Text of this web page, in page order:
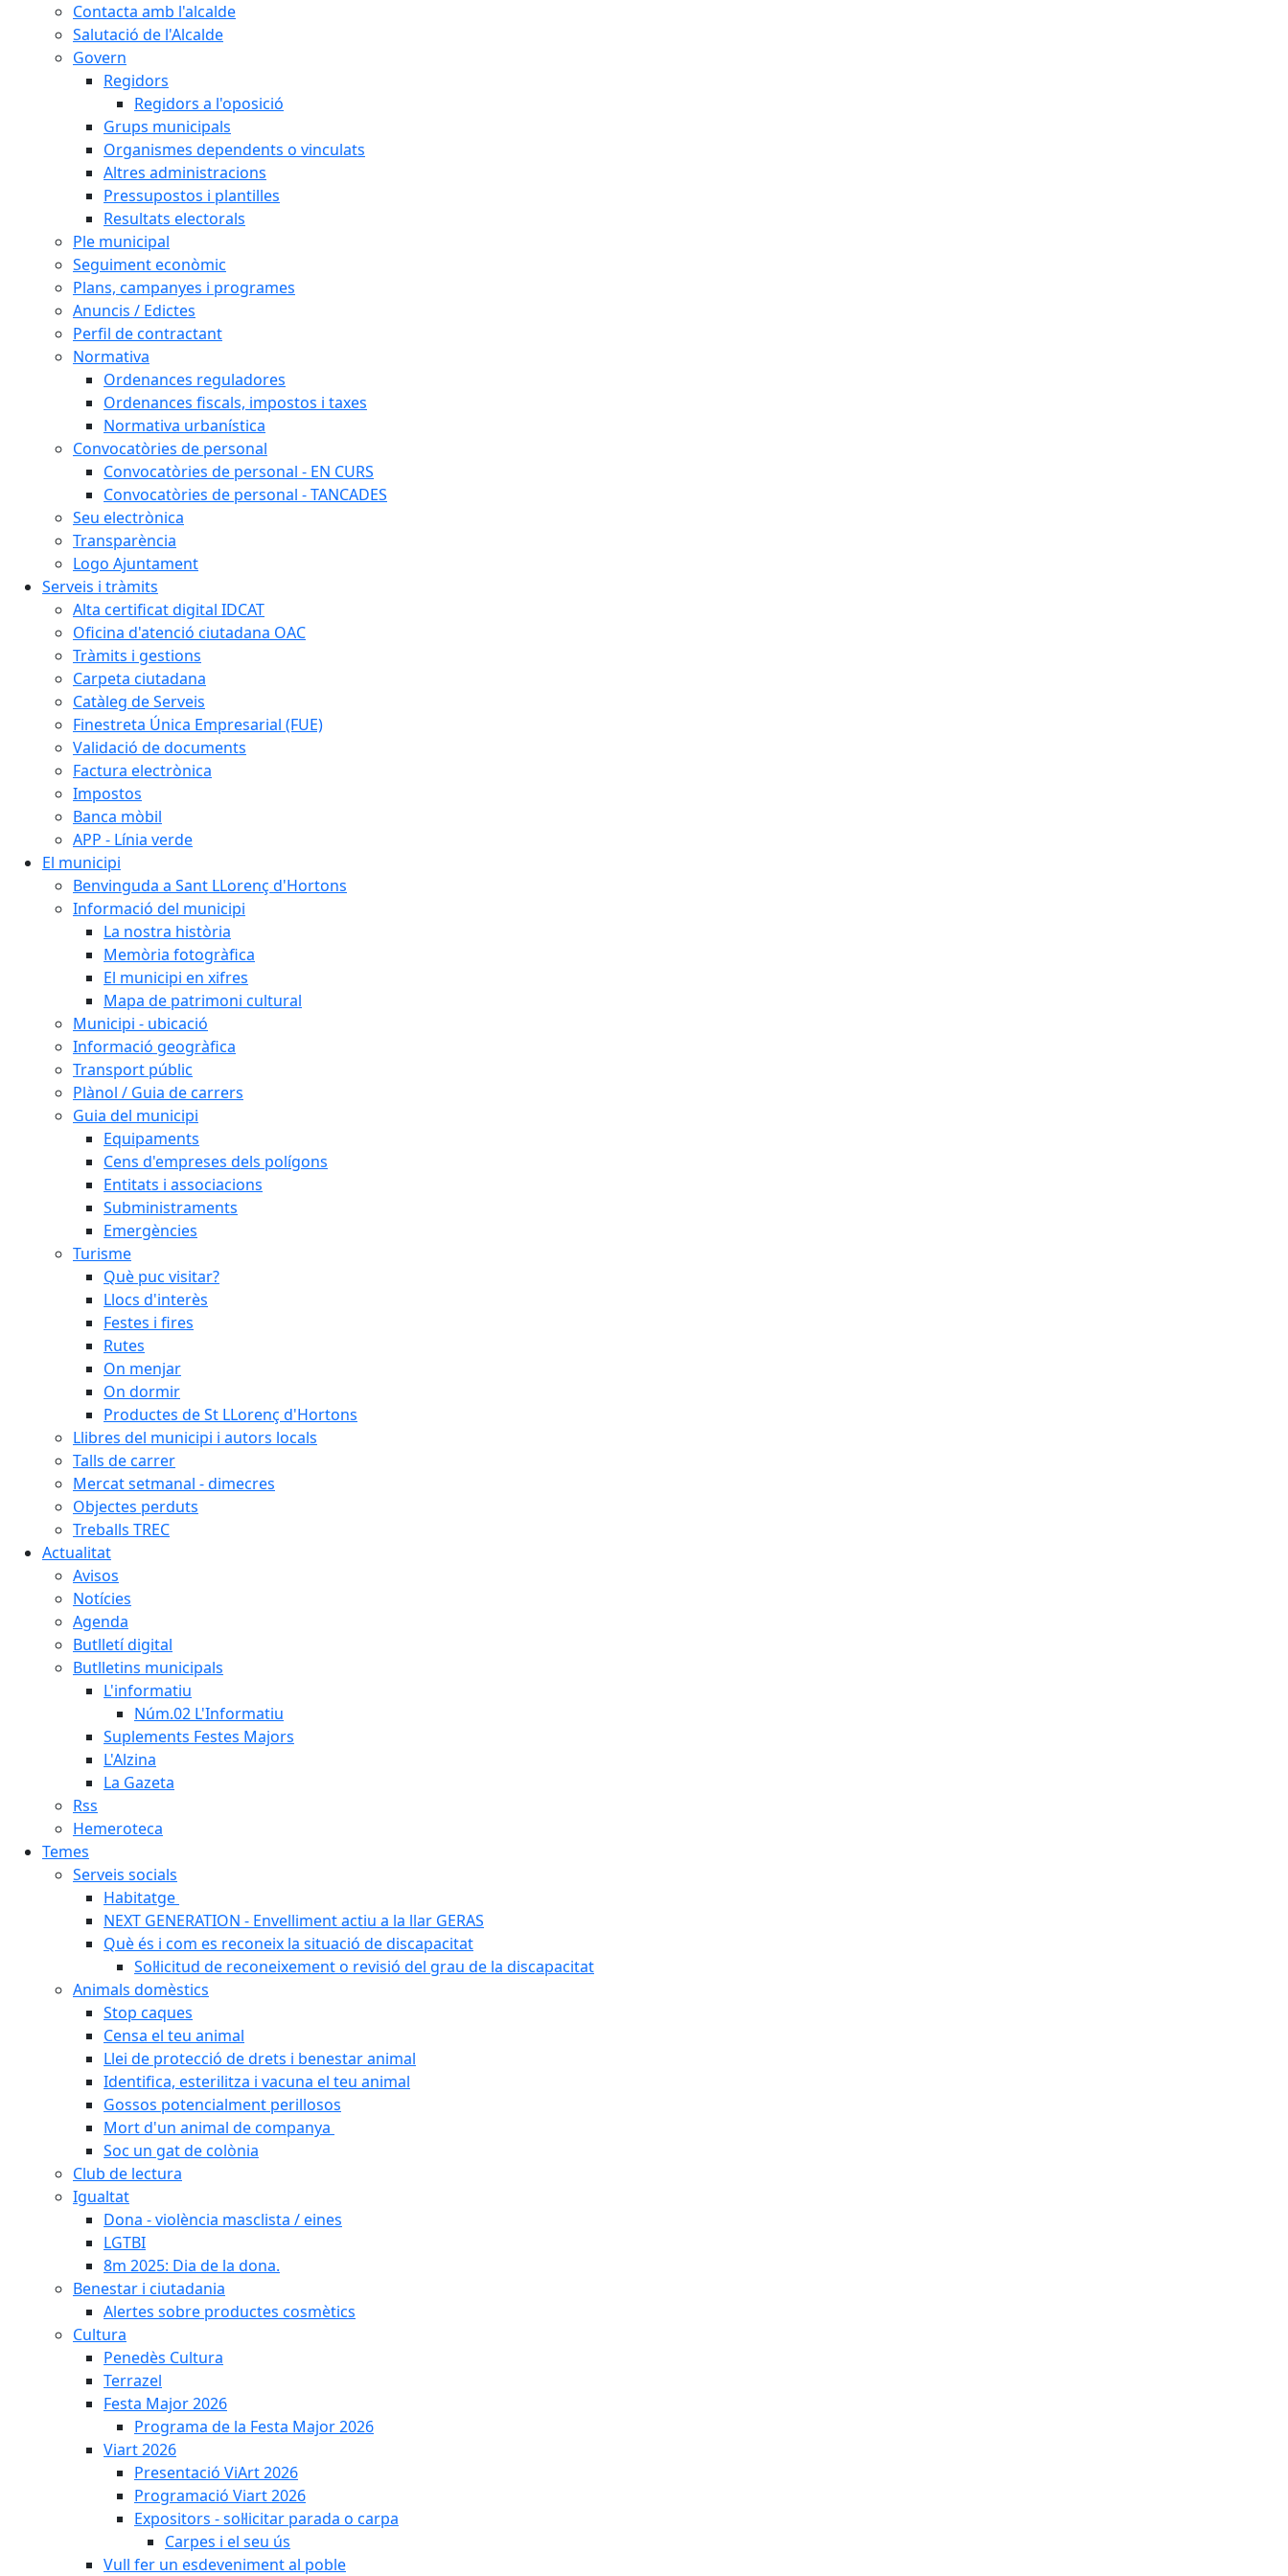
Contacta amb l'alcalde
Salutació de l'Alcalde
Govern
Regidors
Regidors a l'oposició
Grups municipals
Organismes dependents o vinculats
Altres administracions
Pressupostos i plantilles
Resultats electorals
Ple municipal
Seguiment econòmic
Plans, campanyes i programes
Anuncis / Edictes
Perfil de contractant
Normativa
Ordenances reguladores
Ordenances fiscals, impostos i taxes
Normativa urbanística
Convocatòries de personal
Convocatòries de personal - EN CURS
Convocatòries de personal - TANCADES
Seu electrònica
Transparència
Logo Ajuntament
Serveis i tràmits
Alta certificat digital IDCAT
Oficina d'atenció ciutadana OAC
Tràmits i gestions
Carpeta ciutadana
Catàleg de Serveis
Finestreta Única Empresarial (FUE)
Validació de documents
Factura electrònica
Impostos
Banca mòbil
APP - Línia verde
El municipi
Benvinguda a Sant LLorenç d'Hortons
Informació del municipi
La nostra història
Memòria fotogràfica
El municipi en xifres
Mapa de patrimoni cultural
Municipi - ubicació
Informació geogràfica
Transport públic
Plànol / Guia de carrers
Guia del municipi
Equipaments
Cens d'empreses dels polígons
Entitats i associacions
Subministraments
Emergències
Turisme
Què puc visitar?
Llocs d'interès
Festes i fires
Rutes
On menjar
On dormir
Productes de St LLorenç d'Hortons
Llibres del municipi i autors locals
Talls de carrer
Mercat setmanal - dimecres
Objectes perduts
Treballs TREC
Actualitat
Avisos
Notícies
Agenda
Butlletí digital
Butlletins municipals
L'informatiu
Núm.02 L'Informatiu
Suplements Festes Majors
L'Alzina
La Gazeta
Rss
Hemeroteca
Temes
Serveis socials
Habitatge
NEXT GENERATION - Envelliment actiu a la llar GERAS
Què és i com es reconeix la situació de discapacitat
Sol·licitud de reconeixement o revisió del grau de la discapacitat
Animals domèstics
Stop caques
Censa el teu animal
Llei de protecció de drets i benestar animal
Identifica, esterilitza i vacuna el teu animal
Gossos potencialment perillosos
Mort d'un animal de companya
Soc un gat de colònia
Club de lectura
Igualtat
Dona - violència masclista / eines
LGTBI
8m 2025: Dia de la dona.
Benestar i ciutadania
Alertes sobre productes cosmètics
Cultura
Penedès Cultura
Terrazel
Festa Major 2026
Programa de la Festa Major 2026
Viart 2026
Presentació ViArt 2026
Programació Viart 2026
Expositors - sol·licitar parada o carpa
Carpes i el seu ús
Vull fer un esdeveniment al poble